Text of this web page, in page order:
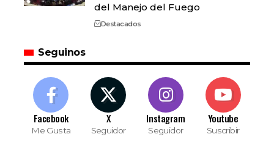
del Manejo del Fuego
Destacados
Seguinos
Facebook
Me Gusta
X
Seguidor
Instagram
Seguidor
Youtube
Suscribir